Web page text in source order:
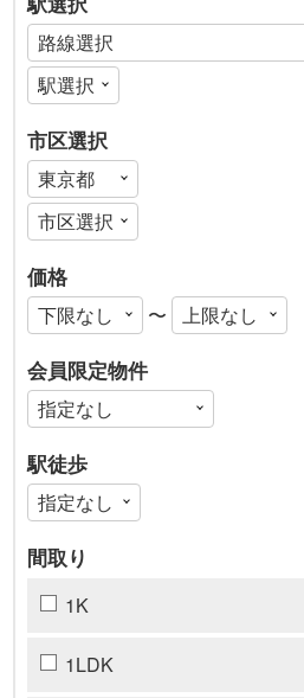
市区選択
価格
〜
会員限定物件
駅徒歩
間取り
1K
1LDK